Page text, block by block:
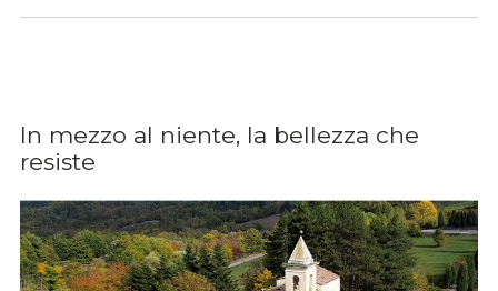
In mezzo al niente, la bellezza che
resiste